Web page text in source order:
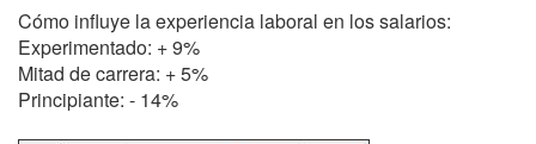
Cómo influye la experiencia laboral en los salarios:
Experimentado: + 9%
Mitad de carrera: + 5%
Principiante: - 14%